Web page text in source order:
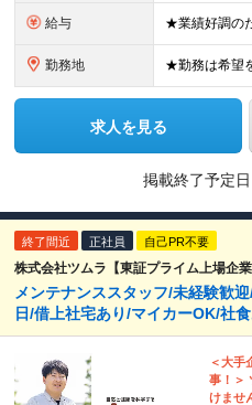
給与
勤務地
求人を見る
掲載終了予定日
終了間近 正社員 自己PR不要
株式会社ツムラ【東証プライム上場企業
メンテナンススタッフ/未経験歓
日/借上社宅あり/マイカーOK/社食
＜大手
事！＞
けませ